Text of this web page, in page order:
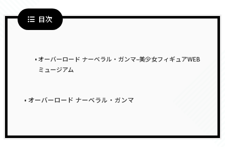
目次
オーバーロード ナーベラル・ガンマ–美少女フィギュアWEB
ミュージアム
オーバーロード ナーベラル・ガンマ